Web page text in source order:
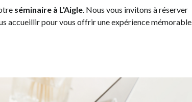
séminaire à L'Aigle . Nous vous invitons à réserver
accueillir pour vous offrir une expérience mémorable.